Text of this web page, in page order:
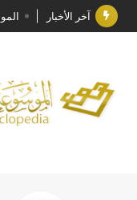
آخر الأخبار